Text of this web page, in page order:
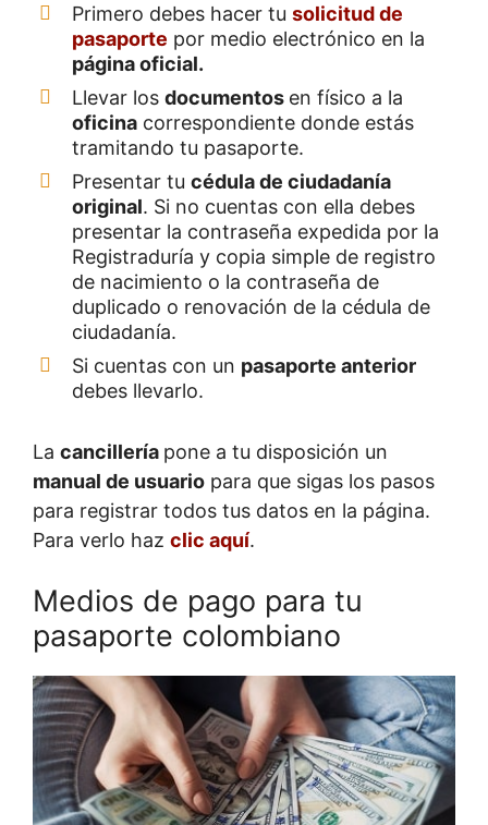
Primero debes hacer tu solicitud de
pasaporte por medio electrónico en la
página oficial.
Llevar los documentos en físico a la
oficina correspondiente donde estás
tramitando tu pasaporte.
Presentar tu cédula de ciudadanía
original. Si no cuentas con ella debes
presentar la contraseña expedida por la
Registraduría y copia simple de registro
de nacimiento o la contraseña de
duplicado o renovación de la cédula de
ciudadanía.
Si cuentas con un pasaporte anterior
debes llevarlo.
La cancillería pone a tu disposición un
manual de usuario para que sigas los pasos
para registrar todos tus datos en la página.
Para verlo haz clic aquí.
Medios de pago para tu
pasaporte colombiano